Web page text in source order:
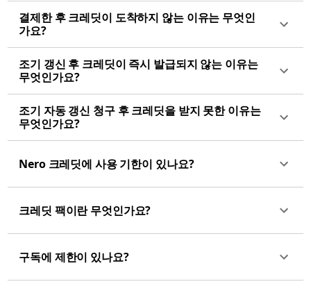
결제한 후 크레딧이 도착하지 않는 이유는 무엇인
가요?
조기 갱신 후 크레딧이 즉시 발급되지 않는 이유는
무엇인가요?
조기 자동 갱신 청구 후 크레딧을 받지 못한 이유는
무엇인가요?
Nero 크레딧에 사용 기한이 있나요?
크레딧 팩이란 무엇인가요?
구독에 제한이 있나요?